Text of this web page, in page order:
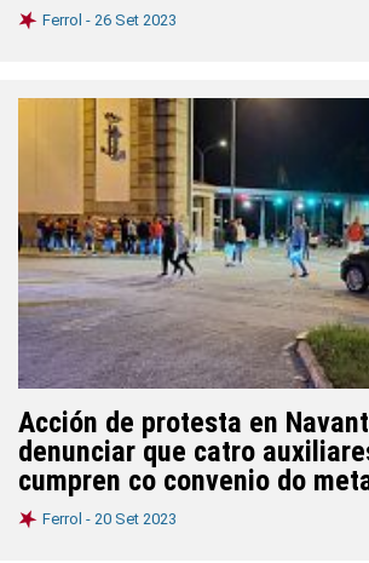
Ferrol - 26 Set 2023
Acción de protesta en
denunciar que catro
cumpren co convenio do
Ferrol - 20 Set 2023